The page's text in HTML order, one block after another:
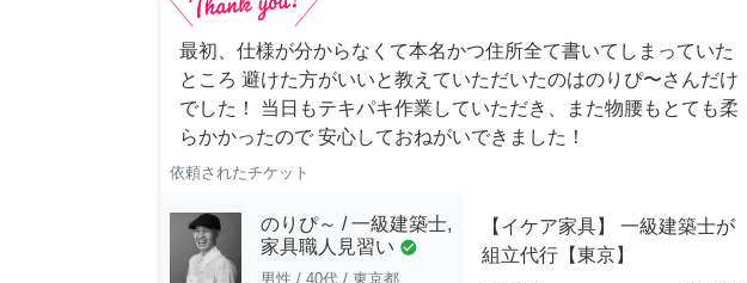
最初、仕様が分からなくて本名かつ住所全て書いてしまっていた
ところ 避けた方がいいと教えていただいたのはのりぴ〜さんだけ
でした！ 当日もテキパキ作業していただき、また物腰もとても柔
らかかったので 安心しておねがいできました！
依頼されたチケット
のりぴ～ / 一級建築士,
家具職人見習い check_circle
男性 / 40代 / 東京都
【イケア家具】 一級建築士が
組立代行【東京】